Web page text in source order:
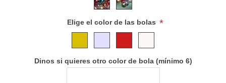
Elige el color de las bolas *
Dinos si quieres otro color de bola (mínimo 6)